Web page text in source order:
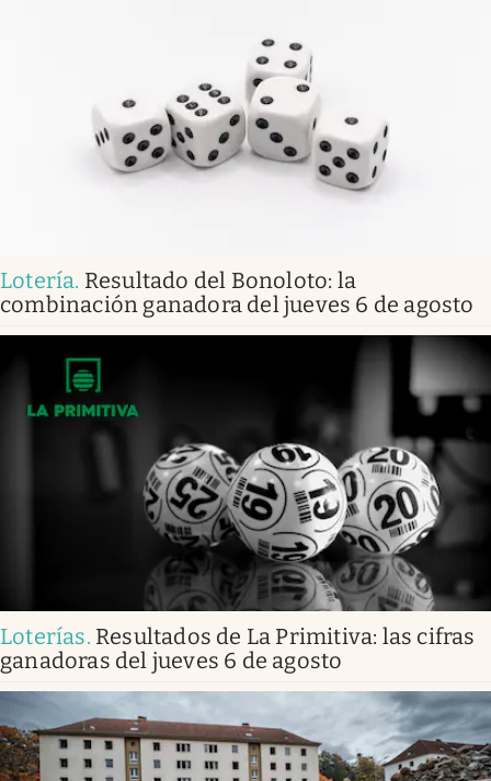
Lotería. Resultado del Bonoloto: la
combinación ganadora del jueves 6 de agosto
Loterías. Resultados de La Primitiva: las cifras
ganadoras del jueves 6 de agosto